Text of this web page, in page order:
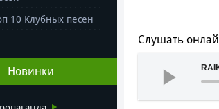
10 Клубных песен
Новинки
Слушать